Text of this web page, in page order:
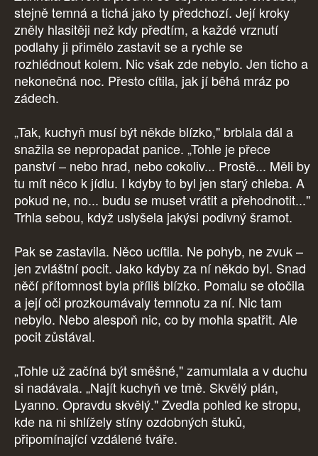
stejně temná a tichá jako ty předchozí. Její kroky
zněly hlasitěji než kdy předtím, a každé vrznutí
podlahy ji přimělo zastavit se a rychle se
rozhlédnout kolem. Nic však zde nebylo. Jen ticho a
nekonečná noc. Přesto cítila, jak jí běhá mráz po
zádech.
„Tak, kuchyň musí být někde blízko," brblala dál a
snažila se nepropadat panice. „Tohle je přece
panství – nebo hrad, nebo cokoliv... Prostě... Měli by
tu mít něco k jídlu. I kdyby to byl jen starý chleba. A
pokud ne, no... budu se muset vrátit a přehodnotit..."
Trhla sebou, když uslyšela jakýsi podivný šramot.
Pak se zastavila. Něco ucítila. Ne pohyb, ne zvuk –
jen zvláštní pocit. Jako kdyby za ní někdo byl. Snad
něčí přítomnost byla příliš blízko. Pomalu se otočila
a její oči prozkoumávaly temnotu za ní. Nic tam
nebylo. Nebo alespoň nic, co by mohla spatřit. Ale
pocit zůstával.
„Tohle už začíná být směšné," zamumlala a v duchu
si nadávala. „Najít kuchyň ve tmě. Skvělý plán,
Lyanno. Opravdu skvělý." Zvedla pohled ke stropu,
kde na ni shlížely stíny ozdobných štuků,
připomínající vzdálené tváře.